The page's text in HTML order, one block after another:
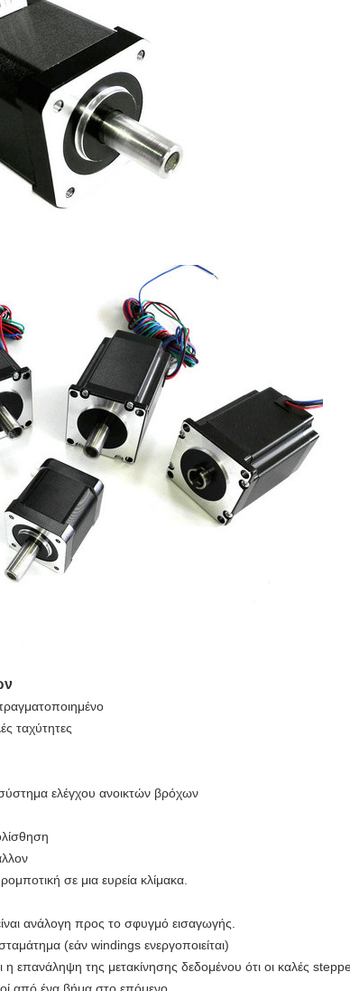
ταχύτητες
ελέγχου ανοικτών βρόχων
σε μια ευρεία κλίμακα.
ανάλογη προς το σφυγμό εισαγωγής.
(εάν windings ενεργοποιείται)
επανάληψη της μετακίνησης δεδομένου ότι οι καλές